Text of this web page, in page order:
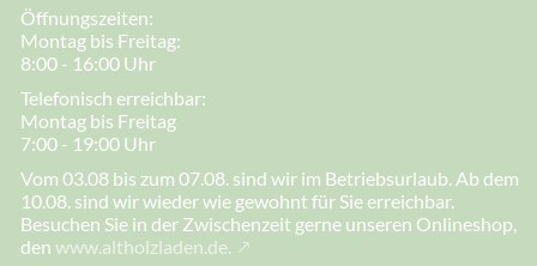
Öffnungszeiten:
Montag bis Freitag:
8:00 - 16:00 Uhr
Telefonisch erreichbar:
Montag bis Freitag
7:00 - 19:00 Uhr
Vom 03.08 bis zum 07.08. sind wir im Betriebsurlaub. Ab dem
10.08. sind wir wieder wie gewohnt für Sie erreichbar.
Besuchen Sie in der Zwischenzeit gerne unseren Onlineshop,
den www.altholzladen.de.